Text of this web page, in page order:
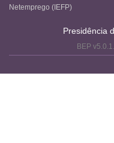
Netemprego (IEFP)
Presidência
BEP